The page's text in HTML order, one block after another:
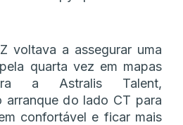
voltava a assegurar uma
quarta vez em mapas
a Astralis Talent,
arranque do lado CT para
confortável e ficar mais